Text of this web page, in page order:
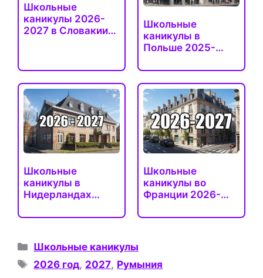
Школьные
каникулы 2026-
2027 в Словакии
Школьные
каникулы в
Польше 2025-
(официальные…
Школьные
каникулы в
Нидерландах
Школьные
каникулы во
Франции 2026-
Рубрики
Школьные каникулы
Метки
2026 год, 2027, Румыния